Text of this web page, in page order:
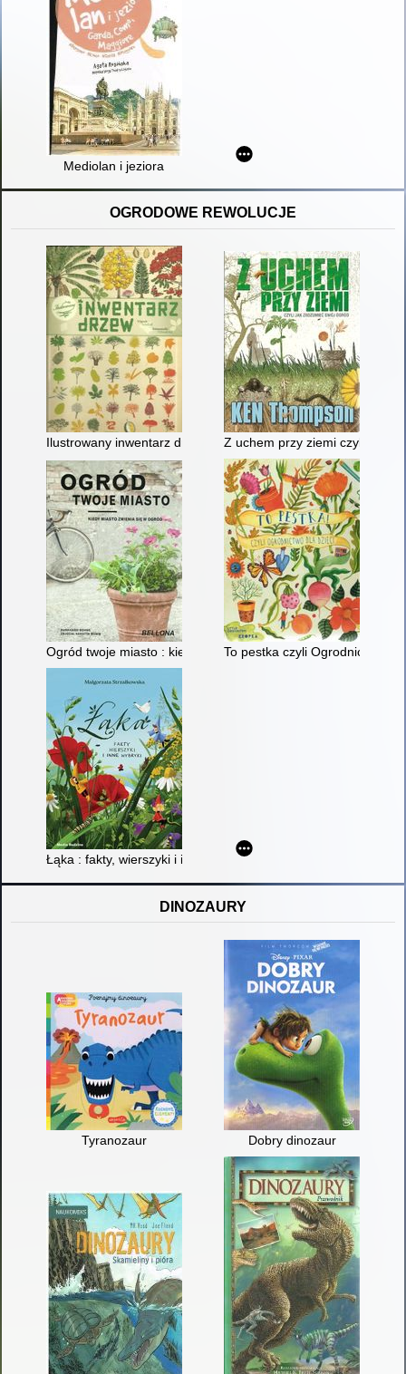
Mediolan i jeziora
OGRODOWE REWOLUCJE
Ilustrowany inwentarz drzew Z uchem przy ziemi czyli jak
Ogród twoje miasto : kiedy miasto zmieni się w ogród
To pestka czyli Ogrodnictwo
Łąka : fakty, wierszyki i inne wybryki
DINOZAURY
Tyranozaur Dobry dinozaur